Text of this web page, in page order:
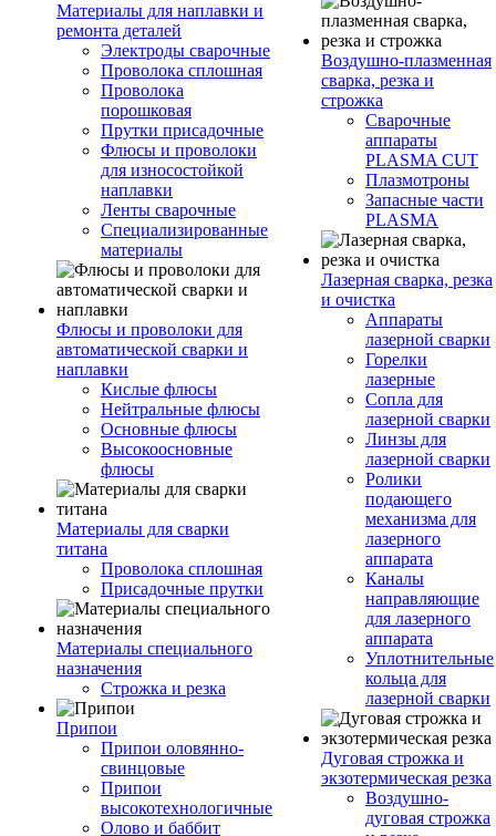
Материалы для наплавки и
ремонта деталей
Электроды сварочные
Проволока сплошная
Проволока
порошковая
Прутки присадочные
Флюсы и проволоки
для износостойкой
наплавки
Ленты сварочные
Специализированные
материалы
Флюсы и проволоки для
автоматической сварки и
наплавки
Кислые флюсы
Нейтральные флюсы
Основные флюсы
Высокоосновные
флюсы
Материалы для сварки
титана
Проволока сплошная
Присадочные прутки
Материалы специального
назначения
Строжка и резка
Припои
Припои оловянно-
свинцовые
Припои
высокотехнологичные
Олово и баббит
Воздушно-плазменная
сварка, резка и
строжка
Сварочные
аппараты
PLASMA CUT
Плазмотроны
Запасные части
PLASMA
Лазерная сварка, резка
и очистка
Аппараты
лазерной сварки
Горелки
лазерные
Сопла для
лазерной сварки
Линзы для
лазерной сварки
Ролики
подающего
механизма для
лазерного
аппарата
Каналы
направляющие
для лазерного
аппарата
Уплотнительные
кольца для
лазерной сварки
Дуговая строжка и
экзотермическая резка
Воздушно-
дуговая строжка